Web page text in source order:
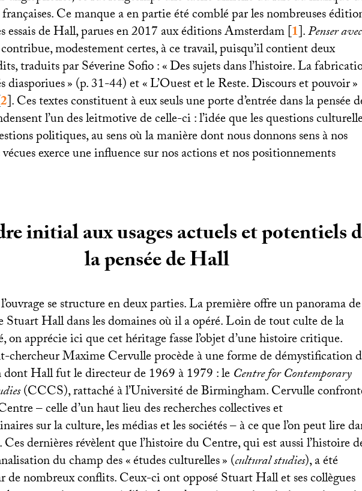
Ce manque a en partie été comblé par les nombreuses
essais de Hall, parues en 2017 aux éditions Amsterdam[1].Penser avec
modestement certes, à ce travail, puisqu’il contient deux
traduits par Séverine Sofio : «Des sujets dans l’histoire. La
diasporiues» (p. 31-44) et «L’Ouest et le Reste. Discours et pouvoir»
2]. Ces textes constituent à eux seuls une porte d’entrée dans la pensée
l’un des leitmotive de celle-ci : l’idée que les questions
politiques, au sens où la manière dont nous donnons sens à nos
exerce une influence sur nos actions et nos positionnements
initial aux usages actuels et potentiels
la pensée de Hall
se structure en deux parties. La première offre un panorama de
Stuart Hall dans les domaines où il a opéré. Loin de tout culte de la
on apprécie ici que cet héritage fasse l’objet d’une histoire critique.
chercheur Maxime Cervulle procède à une forme de démystification
Hall fut le directeur de 1969 à 1979 : leCentre for Contemporary
(CCCS), rattaché à l’Université de Birmingham. Cervulle
– celle d’un haut lieu des recherches collectives et
sur la culture, les médias et les sociétés – à ce que l’on peut lire
Ces dernières révèlent que l’histoire du Centre, qui est aussi l’histoire
du champ des «études culturelles» (cultural studies), a été
de nombreux conflits. Ceux-ci ont opposé Stuart Hall et ses collègues